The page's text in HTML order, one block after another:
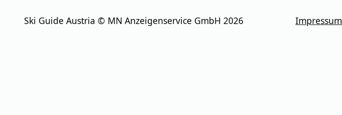
Ski Guide Austria © MN Anzeigenservice GmbH 2026 Impressum